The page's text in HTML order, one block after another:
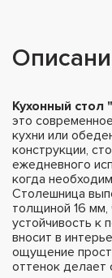
Кухонный стол
это
кухни или
конструкции,
ежедневного
когда
Столешница
толщиной 16 мм,
устойчивость к
вносит в
ощущение
оттенок